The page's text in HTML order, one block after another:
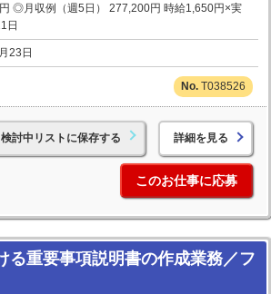
◎月収例（週5日） 277,200円 時給1,650円×実
日
23日
T038526
検討中リストに保存する 詳細を見る
このお仕事に応募
る重要事項説明書の作成業務／フ